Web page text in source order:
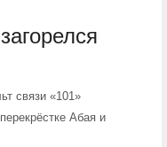
связи «101»
Абая и